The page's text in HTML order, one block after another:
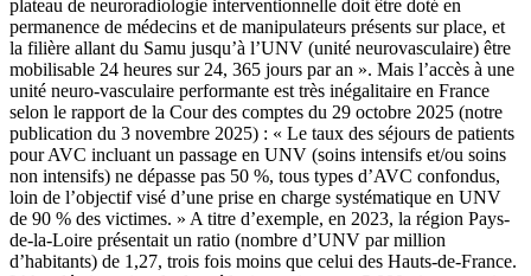
plateau de neuroradiologie interventionnelle doit être doté en
permanence de médecins et de manipulateurs présents sur place, et
la filière allant du Samu jusqu’à l’UNV (unité neurovasculaire) être
mobilisable 24 heures sur 24, 365 jours par an ». Mais l’accès à une
unité neuro-vasculaire performante est très inégalitaire en France
selon le rapport de la Cour des comptes du 29 octobre 2025 (notre
publication du 3 novembre 2025) : « Le taux des séjours de patients
pour AVC incluant un passage en UNV (soins intensifs et/ou soins
non intensifs) ne dépasse pas 50 %, tous types d’AVC confondus,
loin de l’objectif visé d’une prise en charge systématique en UNV
de 90 % des victimes. » A titre d’exemple, en 2023, la région Pays-
de-la-Loire présentait un ratio (nombre d’UNV par million
d’habitants) de 1,27, trois fois moins que celui des Hauts-de-France.